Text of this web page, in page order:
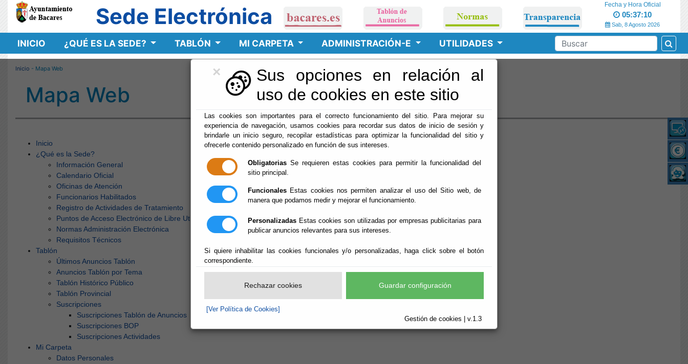
×
Sus opciones en relación al
uso de cookies en este sitio
Las cookies son importantes para el correcto funcionamiento del sitio. Para mejorar su
experiencia de navegación, usamos cookies para recordar sus datos de inicio de sesión y
brindarle un inicio seguro, recopilar estadísticas para optimizar la funcionalidad del sitio y
ofrecerle contenido personalizado en función de sus intereses.
Obligatorias Se requieren estas cookies para permitir la funcionalidad del
sitio principal.
Funcionales Estas cookies nos permiten analizar el uso del Sitio web, de
manera que podamos medir y mejorar el funcionamiento.
Personalizadas Estas cookies son utilizadas por empresas publicitarias para
publicar anuncios relevantes para sus intereses.
Si quiere inhabilitar las cookies funcionales y/o personalizadas, haga click sobre el botón
correspondiente.
Rechazar cookies Guardar configuración
[Ver Política de Cookies]
Gestión de cookies | v.1.3
Sede Electrónica Fecha y Hora Oficial
05:37:10
Sab, 8 Agosto 2026
INICIO ¿QUÉ ES LA SEDE? TABLÓN MI CARPETA ADMINISTRACIÓN-E UTILIDADES
Inicio - Mapa Web
Mapa Web
Inicio
¿Qué es la Sede?
Información General
Calendario Oficial
Oficinas de Atención
Funcionarios Habilitados
Registro de Actividades de Tratamiento
Puntos de Acceso Electrónico de Libre Utilización
Normas Administración Electrónica
Requisitos Técnicos
Tablón
Últimos Anuncios Tablón
Anuncios Tablón por Tema
Tablón Histórico Público
Tablón Provincial
Suscripciones
Suscripciones Tablón de Anuncios
Suscripciones BOP
Suscripciones Actividades
Mi Carpeta
Datos Personales